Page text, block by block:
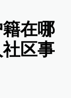
在哪
区事